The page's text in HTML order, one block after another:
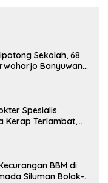
Sekolah, 68
Banyuwangi
Spesialis
Kerap Terlambat,
BBM di
Siluman Bolak-